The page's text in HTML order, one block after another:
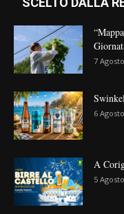
7
6
A
5